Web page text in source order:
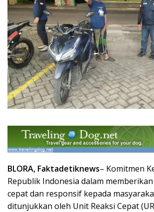
BLORA, Faktadetiknews– Komitmen
Republik Indonesia dalam
cepat dan responsif kepada
ditunjukkan oleh Unit Reaksi Cepat